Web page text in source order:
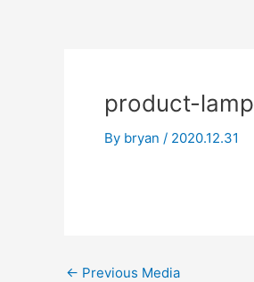
product-lamp
By bryan / 2020.12.31
← Previous Media